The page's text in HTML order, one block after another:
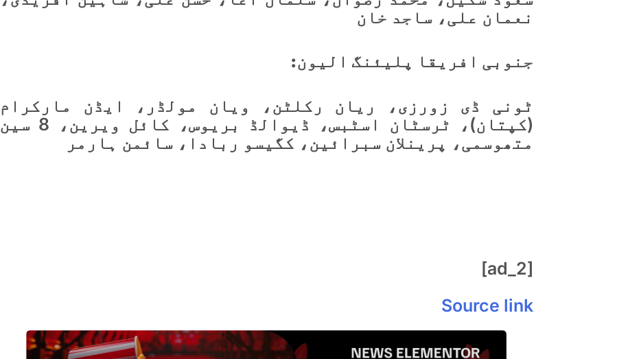
نعمان علی، ساجد خان
جنوبی افریقا پلیئنگ الیون:
ٹونی ڈی زورزی، ریان رکلٹن، ویان مولڈر، ایڈن مارکرام
(کپتان)، ٹرسٹان اسٹبس، ڈیوالڈ بریوس، کائل ویرین، 8 سین
متھوسمی، پرینلان سبرائین، کگیسو ربادا، سائمن ہارمر
[ad_2]
Source link